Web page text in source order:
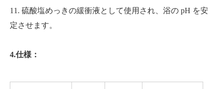
11. 硫酸塩めっきの緩衝液として使用され、浴の pH を安
定させます。
4.仕様：